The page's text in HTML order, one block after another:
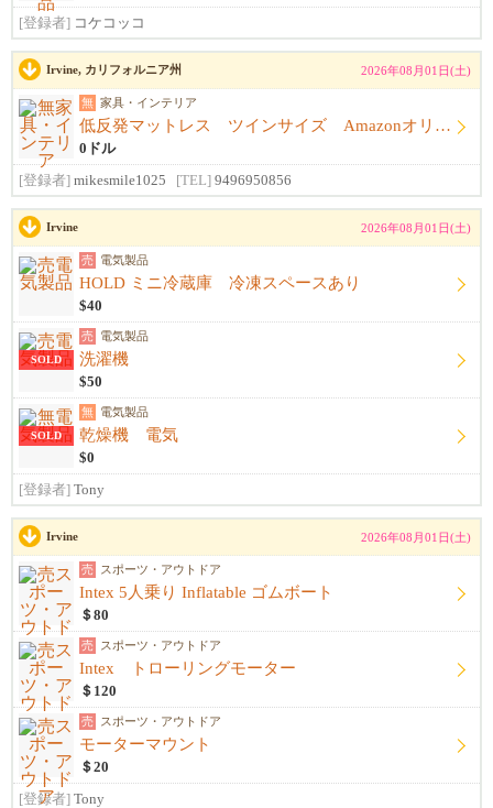
[登録者] コケコッコ
Irvine, カリフォルニア州 2026年08月01日(土)
無 家具・インテリア
低反発マットレス ツインサイズ Amazonオリジナル
0ドル
[登録者] mikesmile1025 [TEL] 9496950856
Irvine 2026年08月01日(土)
売 電気製品
HOLD ミニ冷蔵庫 冷凍スペースあり
$40
SOLD
売 電気製品
洗濯機
$50
SOLD
無 電気製品
乾燥機 電気
$0
[登録者] Tony
Irvine 2026年08月01日(土)
売 スポーツ・アウトドア
Intex 5人乗り Inflatable ゴムボート
＄80
売 スポーツ・アウトドア
Intex トローリングモーター
＄120
売 スポーツ・アウトドア
モーターマウント
＄20
[登録者] Tony